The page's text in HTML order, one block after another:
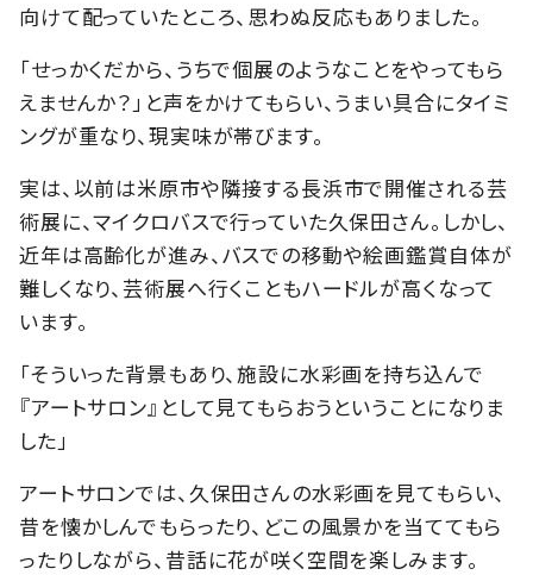
向けて配っていたところ、思わぬ反応もありました。
「せっかくだから、うちで個展のようなことをやってもら
えませんか？」と声をかけてもらい、うまい具合にタイミ
ングが重なり、現実味が帯びます。
実は、以前は米原市や隣接する長浜市で開催される芸
術展に、マイクロバスで行っていた久保田さん。しかし、
近年は高齢化が進み、バスでの移動や絵画鑑賞自体が
難しくなり、芸術展へ行くこともハードルが高くなって
います。
「そういった背景もあり、施設に水彩画を持ち込んで
『アートサロン』として見てもらおうということになりま
した」
アートサロンでは、久保田さんの水彩画を見てもらい、
昔を懐かしんでもらったり、どこの風景かを当ててもら
ったりしながら、昔話に花が咲く空間を楽しみます。